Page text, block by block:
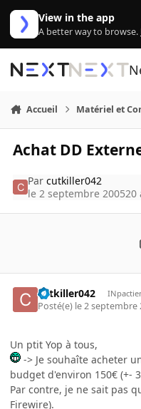
Aller au contenu
View in the app
A better way to browse.
Accueil Matériel et
Achat DD
Parcutkiller042
le 2 septembre 200520
cutkiller042
Posté(e) le 2 septembre
Un ptit Yop à tous,
-> Je souhaîte acheter
budget d'environ 150€ (+-
Par contre, je ne sait pas
Firewire).